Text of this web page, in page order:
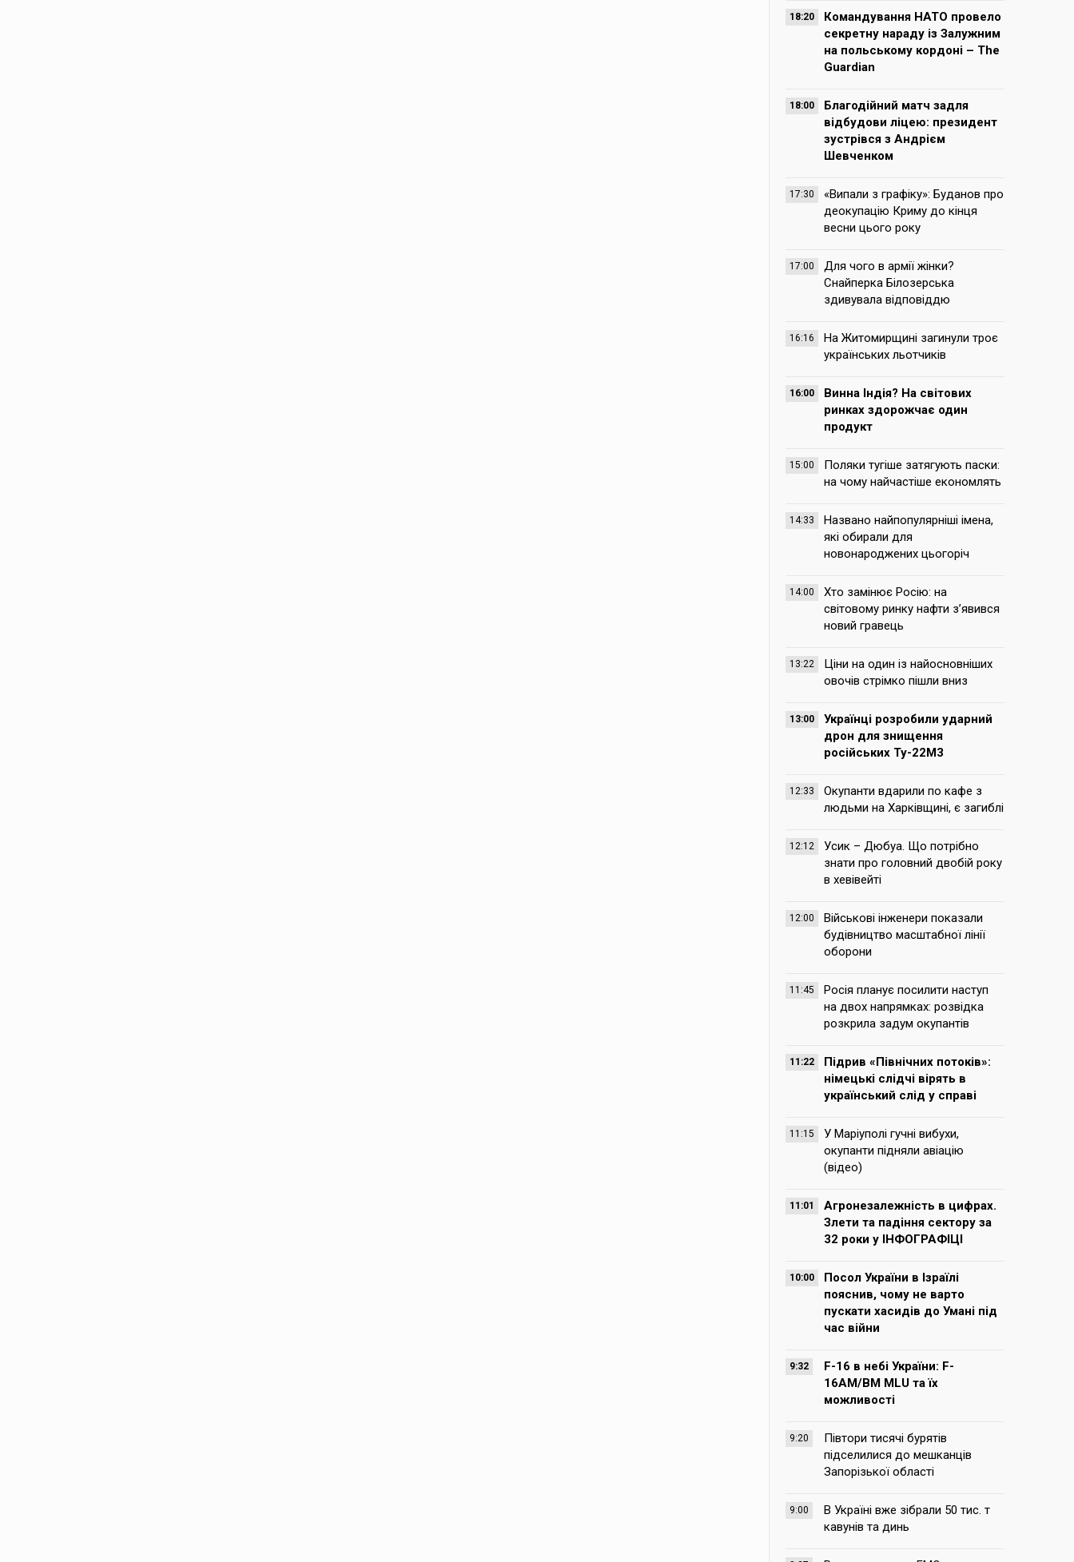
18:20
Командування НАТО провело
секретну нараду із Залужним
на польському кордоні – The
Guardian
18:00
Благодійний матч задля
відбудови ліцею: президент
зустрівся з Андрієм
Шевченком
17:30
«Випали з графіку»: Буданов про
деокупацію Криму до кінця
весни цього року
17:00
Для чого в армії жінки?
Снайперка Білозерська
здивувала відповіддю
16:16
На Житомирщині загинули троє
українських льотчиків
16:00
Винна Індія? На світових
ринках здорожчає один
продукт
15:00
Поляки тугіше затягують паски:
на чому найчастіше економлять
14:33
Названо найпопулярніші імена,
які обирали для
новонароджених цьогоріч
14:00
Хто замінює Росію: на
світовому ринку нафти з’явився
новий гравець
13:22
Ціни на один із найосновніших
овочів стрімко пішли вниз
13:00
Українці розробили ударний
дрон для знищення
російських Ту-22М3
12:33
Окупанти вдарили по кафе з
людьми на Харківщині, є загиблі
12:12
Усик – Дюбуа. Що потрібно
знати про головний двобій року
в хевівейті
12:00
Військові інженери показали
будівництво масштабної лінії
оборони
11:45
Росія планує посилити наступ
на двох напрямках: розвідка
розкрила задум окупантів
11:22
Підрив «Північних потоків»:
німецькі слідчі вірять в
український слід у справі
11:15
У Маріуполі гучні вибухи,
окупанти підняли авіацію
(відео)
11:01
Агронезалежність в цифрах.
Злети та падіння сектору за
32 роки у ІНФОГРАФІЦІ
10:00
Посол України в Ізраїлі
пояснив, чому не варто
пускати хасидів до Умані під
час війни
9:32
F-16 в небі України: F-
16AM/BM MLU та їх
можливості
9:20
Півтори тисячі бурятів
підселилися до мешканців
Запорізької області
9:00
В Україні вже зібрали 50 тис. т
кавунів та динь